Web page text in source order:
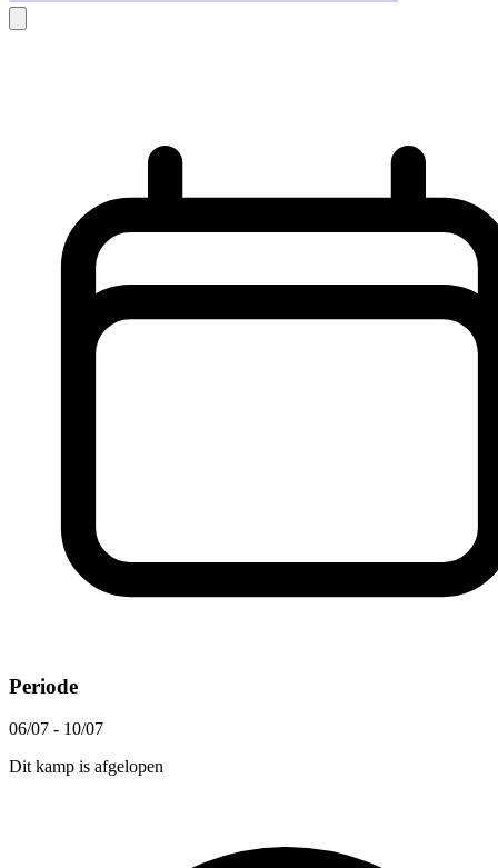
Periode
06/07 - 10/07
Dit kamp is afgelopen